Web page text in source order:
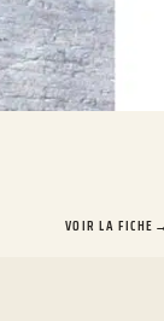
VOIR LA FICHE